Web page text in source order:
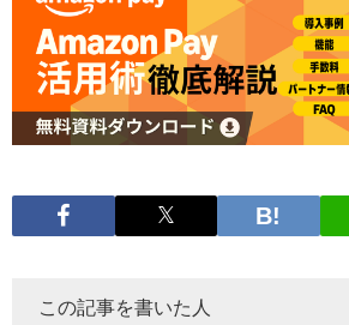
この記事を書いた人